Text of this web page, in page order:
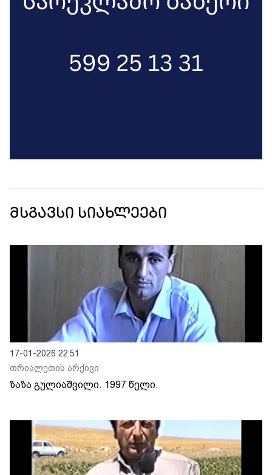
მსგავსი სიახლეები
17-01-2026 22:51
თრიალეთის არქივი
ზაზა გულიაშვილი. 1997 წელი.